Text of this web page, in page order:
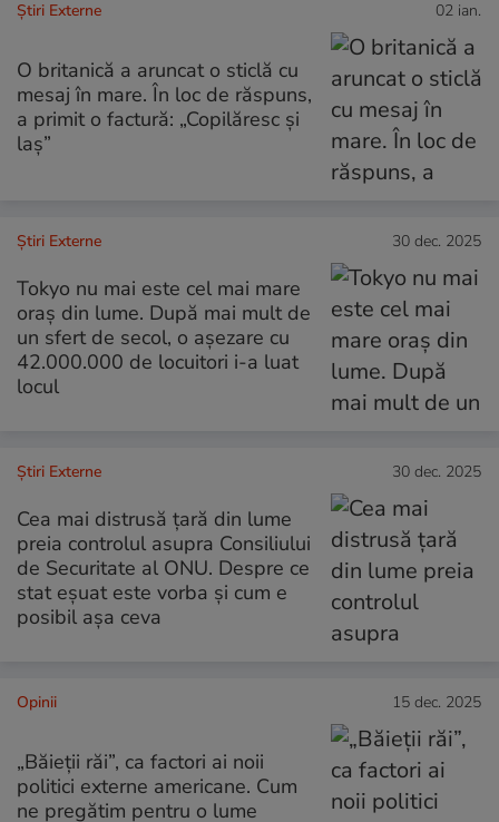
Știri Externe 02 ian.
O britanică a aruncat o sticlă cu
mesaj în mare. În loc de răspuns,
a primit o factură: „Copilăresc și
laș”
Știri Externe 30 dec. 2025
Tokyo nu mai este cel mai mare
oraș din lume. După mai mult de
un sfert de secol, o așezare cu
42.000.000 de locuitori i-a luat
locul
Știri Externe 30 dec. 2025
Cea mai distrusă țară din lume
preia controlul asupra Consiliului
de Securitate al ONU. Despre ce
stat eșuat este vorba și cum e
posibil așa ceva
Opinii 15 dec. 2025
„Băieții răi”, ca factori ai noii
politici externe americane. Cum
ne pregătim pentru o lume